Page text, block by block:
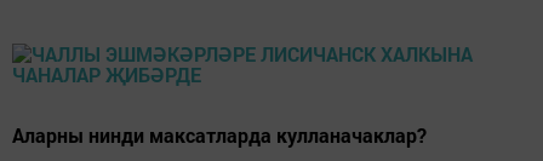
Аларны нинди максатларда кулланачаклар?